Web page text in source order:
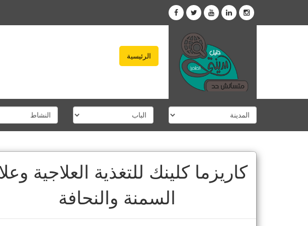
الرئيسية
كاريزما كلينك للتغذية العلاجية
السمنة والنحافة